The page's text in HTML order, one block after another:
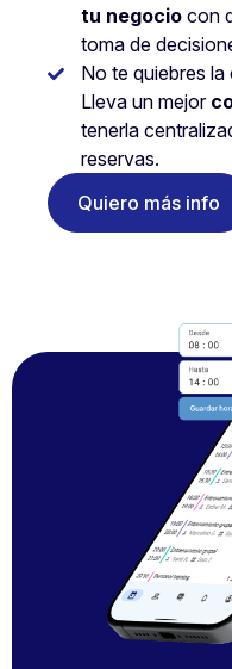
tu negocio con
toma de
No te quiebres
Lleva un mejor
tenerla
reservas.
Quiero más info